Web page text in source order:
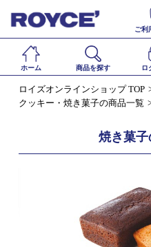
ご利
ホーム 商品を探す ロ
ロイズオンラインショップ TOP
クッキー・焼き菓子の商品一覧
焼き菓